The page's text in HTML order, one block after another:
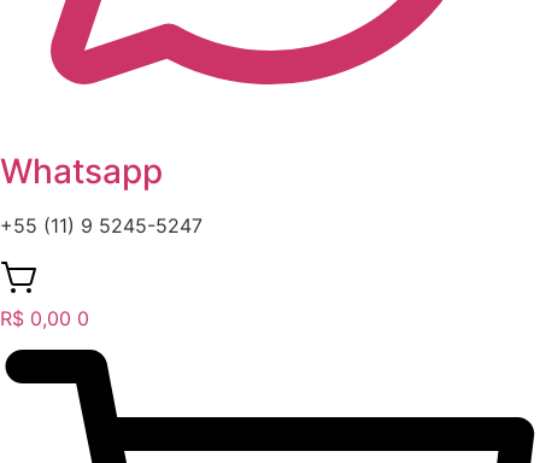
Whatsapp
+55 (11) 9 5245-5247
R$ 0,00 0